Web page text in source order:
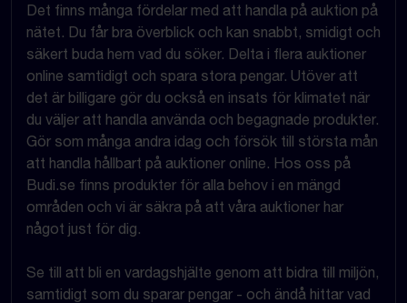
Det finns många fördelar med att handla på auktion på
nätet. Du får bra överblick och kan snabbt, smidigt och
säkert buda hem vad du söker. Delta i flera auktioner
online samtidigt och spara stora pengar. Utöver att
det är billigare gör du också en insats för klimatet när
du väljer att handla använda och begagnade produkter.
Gör som många andra idag och försök till största mån
att handla hållbart på auktioner online. Hos oss på
Budi.se finns produkter för alla behov i en mängd
områden och vi är säkra på att våra auktioner har
något just för dig.
Se till att bli en vardagshjälte genom att bidra till miljön,
samtidigt som du sparar pengar - och ändå hittar vad